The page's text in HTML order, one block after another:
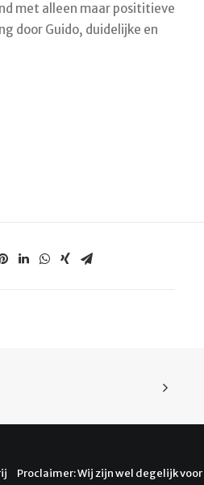
met alleen maar posititieve
door Guido, duidelijke en
Proclaimer: Wij zijn wel degelijk voor